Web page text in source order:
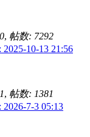
, 帖数: 7292
10-13 21:56
, 帖数: 1381
7-3 05:13